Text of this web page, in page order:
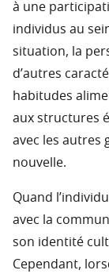
à une
individus au
situation, la
d’autres
habitudes
aux structures
avec les autres
nouvelle.
Quand
avec la
son identité
Cependant,